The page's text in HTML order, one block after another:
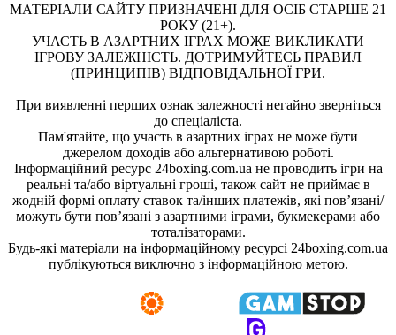
МАТЕРІАЛИ САЙТУ ПРИЗНАЧЕНІ ДЛЯ ОСІБ СТАРШЕ 21
РОКУ (21+).
УЧАСТЬ В АЗАРТНИХ ІГРАХ МОЖЕ ВИКЛИКАТИ
ІГРОВУ ЗАЛЕЖНІСТЬ. ДОТРИМУЙТЕСЬ ПРАВИЛ
(ПРИНЦИПІВ) ВІДПОВІДАЛЬНОЇ ГРИ.
При виявленні перших ознак залежності негайно зверніться
до спеціаліста.
Пам'ятайте, що участь в азартних іграх не може бути
джерелом доходів або альтернативою роботі.
Інформаційний ресурс 24boxing.com.ua не проводить ігри на
реальні та/або віртуальні гроші, також сайт не приймає в
жодній формі оплату ставок та/інших платежів, які пов’язані/
можуть бути пов’язані з азартними іграми, букмекерами або
тоталізаторами.
Будь-які матеріали на інформаційному ресурсі 24boxing.com.ua
публікуються виключно з інформаційною метою.